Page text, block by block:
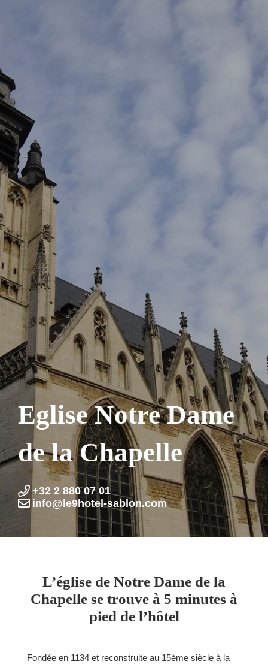
Eglise Notre Dame
de la Chapelle
+32 2 880 07 01
info@le9hotel-sablon.com
L’église de Notre Dame de la
Chapelle se trouve à 5 minutes à
pied de l’hôtel
Fondée en 1134 et reconstruite au 15ème siècle à la